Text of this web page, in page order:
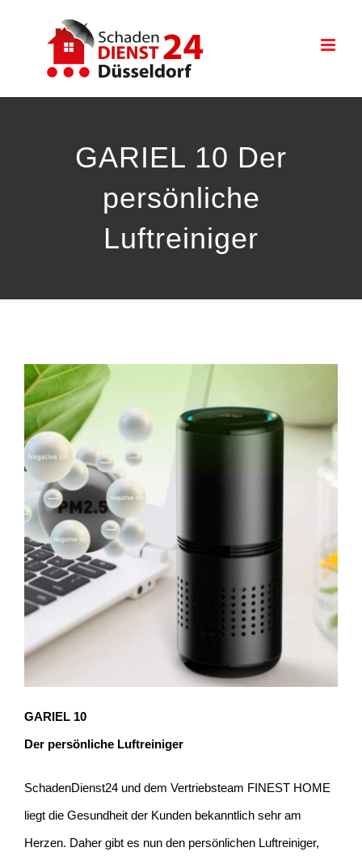
GARIEL 10 Der
persönliche
Luftreiniger
GARIEL 10
Der persönliche Luftreiniger
SchadenDienst24 und dem Vertriebsteam FINEST HOME
liegt die Gesundheit der Kunden bekanntlich sehr am
Herzen. Daher gibt es nun den persönlichen Luftreiniger,